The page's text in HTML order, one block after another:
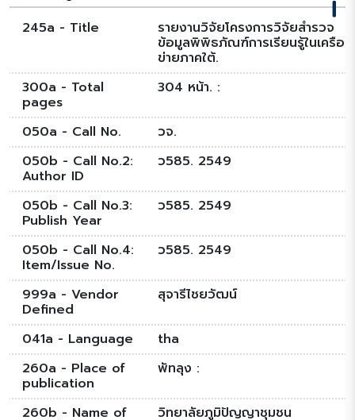
245a - Title รายงานวิจัยโครงการวิจัยสำรวจ
ข้อมูลพิพิธภัณฑ์การเรียนรู้ในเครือ
ข่ายภาคใต้.
300a - Total
pages
304 หน้า. :
050a - Call No.
วจ.
050b - Call No.2:
Author ID
ว585. 2549
050b - Call No.3:
Publish Year
ว585. 2549
050b - Call No.4:
Item/Issue No.
ว585. 2549
999a - Vendor
Defined
สุจารีไชยวัฒน์
041a - Language
tha
260a - Place of
publication
พัทลุง :
260b - Name of วิทยาลัยภูมิปัญญาชุมชน